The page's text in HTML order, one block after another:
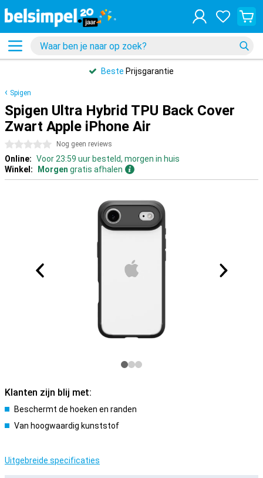
Beste Prijsgarantie
Spigen
Spigen Ultra Hybrid TPU Back Cover
Zwart Apple iPhone Air
0 sterren Nog geen reviews
Online: Voor 23:59 uur besteld, morgen in huis
Winkel:
Morgen gratis afhalen
Klanten zijn blij met:
Beschermt de hoeken en randen
Van hoogwaardig kunststof
Uitgebreide specificaties